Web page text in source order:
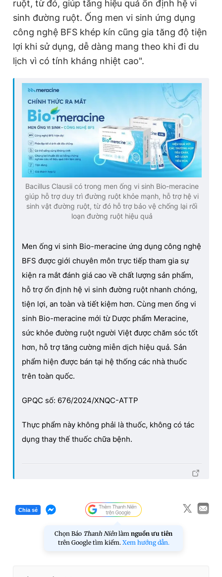
ruột, từ đó, giúp tăng hiệu quả ổn định hệ vi
sinh đường ruột. Ống men vi sinh ứng dụng
công nghệ BFS khép kín cũng gia tăng độ tiện
lợi khi sử dụng, dễ dàng mang theo khi đi du
lịch vì có tính kháng nhiệt cao".
Bacillus Clausii có trong men ống vi sinh Bio-meracine
giúp hỗ trợ duy trì đường ruột khỏe mạnh, hỗ trợ hệ vi
sinh vật đường ruột, từ đó hỗ trợ bảo vệ chống lại rối
loạn đường ruột hiệu quả
Men ống vi sinh Bio-meracine ứng dụng công nghệ
BFS được giới chuyên môn trực tiếp tham gia sự
kiện ra mắt đánh giá cao về chất lượng sản phẩm,
hỗ trợ ổn định hệ vi sinh đường ruột nhanh chóng,
tiện lợi, an toàn và tiết kiệm hơn. Cùng men ống vi
sinh Bio-meracine mới từ Dược phẩm Meracine,
sức khỏe đường ruột người Việt được chăm sóc tốt
hơn, hỗ trợ tăng cường miễn dịch hiệu quả. Sản
phẩm hiện được bán tại hệ thống các nhà thuốc
trên toàn quốc.
GPQC số: 676/2024/XNQC-ATTP
Thực phẩm này không phải là thuốc, không có tác
dụng thay thế thuốc chữa bệnh.
Chia sẻ
Chọn Báo Thanh Niên làm nguồn ưu tiên
trên Google tìm kiếm. Xem hướng dẫn.